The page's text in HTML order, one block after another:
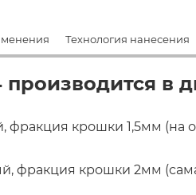
Технология нанесения
в
фракция крошки 1,5мм (на
фракция крошки 2мм